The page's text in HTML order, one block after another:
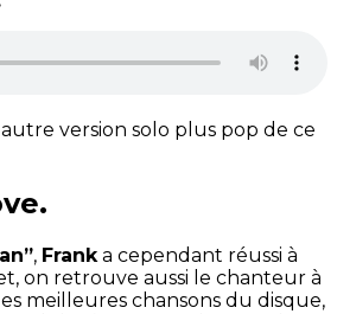
version solo plus pop de ce
, Franka cependant réussi à
on retrouve aussi le chanteur à
meilleures chansons du disque,